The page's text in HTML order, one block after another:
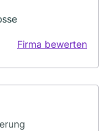
Firma bewerten